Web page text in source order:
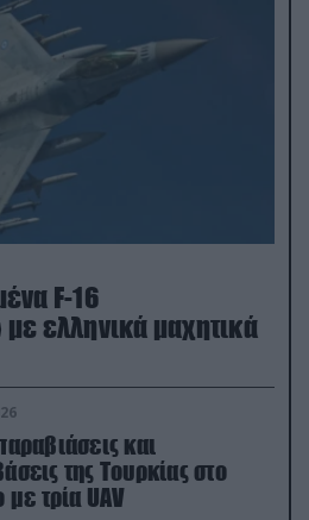
F-16
ελληνικά μαχητικά
και
της Τουρκίας στο
με τρία UAV